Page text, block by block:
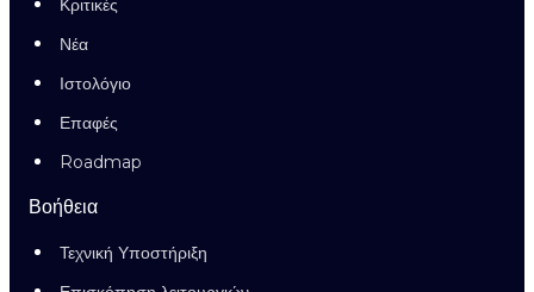
Κριτικές
Νέα
Ιστολόγιο
Επαφές
Roadmap
Βοήθεια
Τεχνική Υποστήριξη